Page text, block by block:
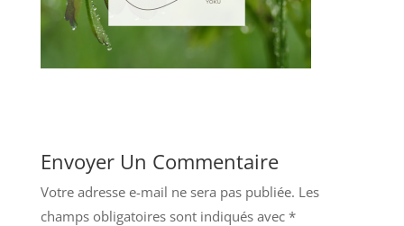
Envoyer Un Commentaire
Votre adresse e-mail ne sera pas publiée. Les
champs obligatoires sont indiqués avec *